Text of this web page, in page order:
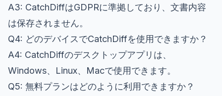
A3: CatchDiffはGDPRに準拠しており、文書内容
は保存されません。
Q4: どのデバイスでCatchDiffを使用できますか？
A4: CatchDiffのデスクトップアプリは、
Windows、Linux、Macで使用できます。
Q5: 無料プランはどのように利用できますか？